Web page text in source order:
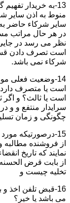
13-به خریدار
منوط به اذن سایر
سایر شرکاء حاضر
در هر حال مراتب
نظر می رسد در
است تصرف دادن
شرکاء نمی باشد.
14-وضعیت فعلی
است یا متصرف
است یا ثالث؟ و
سرایدار منتفع و و
چگونگی و زمان
15-درصورتیکه
از فروشنده
نمایند که تاریخ
از بابت قرض
تخلیه چیست و
16-قبض تلفن اخذ
می باشد یا خیر؟